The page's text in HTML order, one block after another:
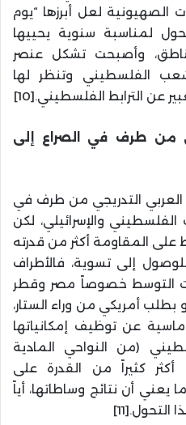
لعل أبرزها “يوم
والذي تحول لمناسبة سنوية يحييها
وأصبحت تشكل عنصر
الفلسطيني وتنظر لها
عن الترابط الفلسطيني.[10]
من طرف في الصراع إلى
التدريجي من طرف في
والإسرائيلي، لكن
المقاومة أكثر من قدرته
إلى تسوية، فالأطراف
التوسط خصوصاً مصر وقطر
بطلب أمريكي من وراء الستار،
عن توظيف إمكانياتها
(من النواحي المادية
أكثر كثيراً من القدرة على
يعني أن نتائج وساطاتها، أياً